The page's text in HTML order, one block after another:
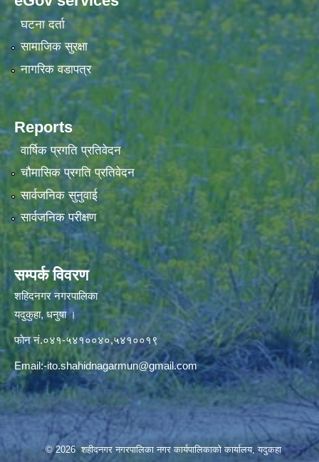
घटना दर्ता
सामाजिक सुरक्षा
नागरिक वडापत्र
Reports
वार्षिक प्रगति प्रतिवेदन
चौमासिक प्रगति प्रतिवेदन
सार्वजनिक सुनुवाई
सार्वजनिक परीक्षण
सम्पर्क विवरण
शहिदनगर नगरपालिका
यदुकुहा, धनुषा ।
फाेन नं.०४१-५४१००४०,५४१००१९
Email:-ito.shahidnagarmun@gmail.com
© 2026 शहीदनगर नगरपालिका नगर कार्यपालिकाको कार्यालय, यदुकहा